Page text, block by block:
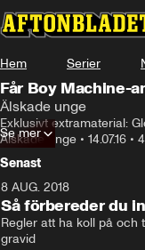
Hem Serier
Får Boy Machine-
Älskade unge
Exklusivt extramaterial:
Älskade unge • 14.07.16 •
Se mer
Senast
8 AUG. 2018
Så förbereder du
Regler att ha koll på och
gravid